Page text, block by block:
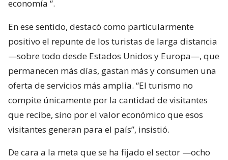
economía “.
En ese sentido, destacó como particularmente
positivo el repunte de los turistas de larga distancia
—sobre todo desde Estados Unidos y Europa—, que
permanecen más días, gastan más y consumen una
oferta de servicios más amplia. “El turismo no
compite únicamente por la cantidad de visitantes
que recibe, sino por el valor económico que esos
visitantes generan para el país”, insistió.
De cara a la meta que se ha fijado el sector —ocho